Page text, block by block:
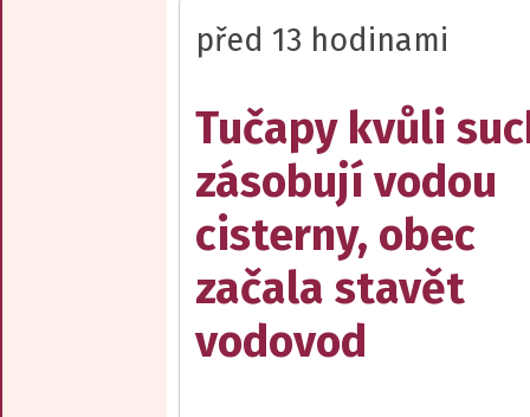
před 13 hodinami
Tučapy kvůli
zásobují vodou
cisterny, obec
začala stavět
vodovod